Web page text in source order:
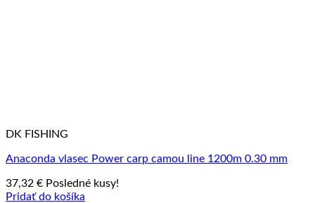
DK FISHING
Anaconda vlasec Power carp camou line 1200m 0.30 mm
37,32 € Posledné kusy!
Pridať do košíka